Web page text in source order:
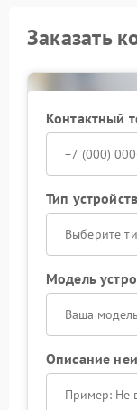
Заказать
Контактный
Тип
Выберите
Модель
Описание